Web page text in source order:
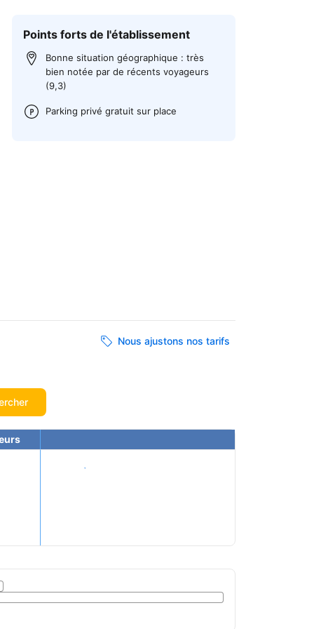
Points forts de l'établissement
Bonne situation géographique : très
bien notée par de récents voyageurs
(9,3)
Parking privé gratuit sur place
Nous ajustons nos tarifs
Voir les tarifs